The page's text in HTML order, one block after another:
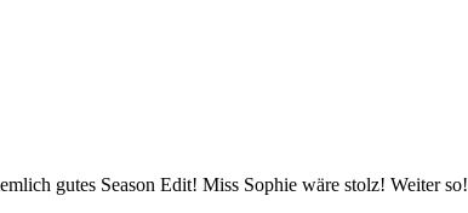
gutes Season Edit! Miss Sophie wäre stolz! Weiter so!